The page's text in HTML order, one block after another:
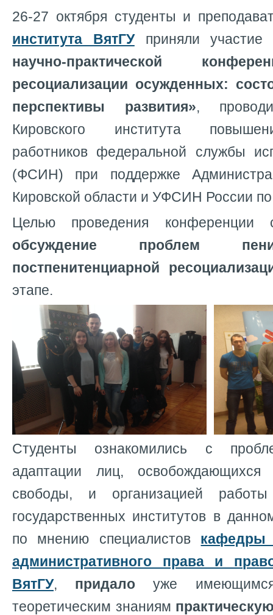
26-27 октября студенты и
института ВятГУприняли
научно-практической
ресоциализации осужденных:
перспективы развития»,
Кировского института
работников федеральной службы
(ФСИН) при поддержке
Кировской области и УФСИН России
Целью проведения конференции
обсуждение проблем
постпенитенциарной
этапе.
Студенты ознакомились с
адаптации лиц,
свободы, и организацией
государственных институтов в
по мнению специалистов кафедры
административного права и
ВятГУ, придало уже
теоретическим знаниям